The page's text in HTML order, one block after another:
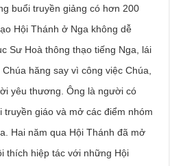
buổi truyền giảng có hơn 200
Hội Thánh ở Nga không dễ
Sư Hoà thông thạo tiếng Nga, lái
hăng say vì công việc Chúa,
yêu thương. Ông là người có
giáo và mở các điểm nhóm
Hai năm qua Hội Thánh đã mở
thích hiệp tác với những Hội